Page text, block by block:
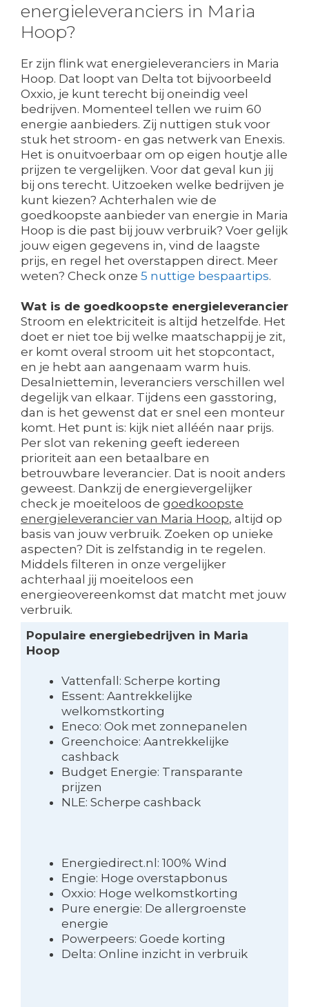
energieleveranciers in Maria
Hoop?
Er zijn flink wat energieleveranciers in Maria
Hoop. Dat loopt van Delta tot bijvoorbeeld
Oxxio, je kunt terecht bij oneindig veel
bedrijven. Momenteel tellen we ruim 60
energie aanbieders. Zij nuttigen stuk voor
stuk het stroom- en gas netwerk van Enexis.
Het is onuitvoerbaar om op eigen houtje alle
prijzen te vergelijken. Voor dat geval kun jij
bij ons terecht. Uitzoeken welke bedrijven je
kunt kiezen? Achterhalen wie de
goedkoopste aanbieder van energie in Maria
Hoop is die past bij jouw verbruik? Voer gelijk
jouw eigen gegevens in, vind de laagste
prijs, en regel het overstappen direct. Meer
weten? Check onze 5 nuttige bespaartips.
Wat is de goedkoopste energieleverancier
Stroom en elektriciteit is altijd hetzelfde. Het
doet er niet toe bij welke maatschappij je zit,
er komt overal stroom uit het stopcontact,
en je hebt aan aangenaam warm huis.
Desalniettemin, leveranciers verschillen wel
degelijk van elkaar. Tijdens een gasstoring,
dan is het gewenst dat er snel een monteur
komt. Het punt is: kijk niet alléén naar prijs.
Per slot van rekening geeft iedereen
prioriteit aan een betaalbare en
betrouwbare leverancier. Dat is nooit anders
geweest. Dankzij de energievergelijker
check je moeiteloos de goedkoopste
energieleverancier van Maria Hoop, altijd op
basis van jouw verbruik. Zoeken op unieke
aspecten? Dit is zelfstandig in te regelen.
Middels filteren in onze vergelijker
achterhaal jij moeiteloos een
energieovereenkomst dat matcht met jouw
verbruik.
Populaire energiebedrijven in Maria
Hoop
Vattenfall: Scherpe korting
Essent: Aantrekkelijke
welkomstkorting
Eneco: Ook met zonnepanelen
Greenchoice: Aantrekkelijke
cashback
Budget Energie: Transparante
prijzen
NLE: Scherpe cashback
Energiedirect.nl: 100% Wind
Engie: Hoge overstapbonus
Oxxio: Hoge welkomstkorting
Pure energie: De allergroenste
energie
Powerpeers: Goede korting
Delta: Online inzicht in verbruik